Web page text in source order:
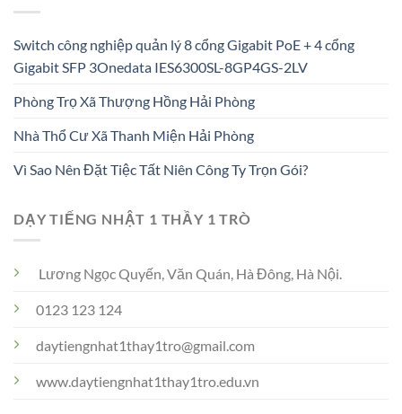
Switch công nghiệp quản lý 8 cổng Gigabit PoE + 4 cổng
Gigabit SFP 3Onedata IES6300SL-8GP4GS-2LV
Phòng Trọ Xã Thượng Hồng Hải Phòng
Nhà Thổ Cư Xã Thanh Miện Hải Phòng
Vì Sao Nên Đặt Tiệc Tất Niên Công Ty Trọn Gói?
DẠY TIẾNG NHẬT 1 THẦY 1 TRÒ
Lương Ngọc Quyến, Văn Quán, Hà Đông, Hà Nội.
0123 123 124
daytiengnhat1thay1tro@gmail.com
www.daytiengnhat1thay1tro.edu.vn